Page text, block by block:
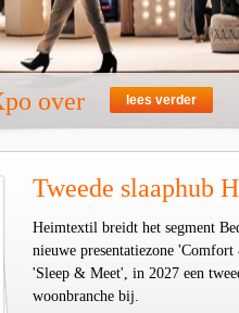
over lees verder
Tweede slaaphub
Heimtextil breidt het segment
nieuwe presentatiezone
'Sleep & Meet', in 2027 een
woonbranche bij.